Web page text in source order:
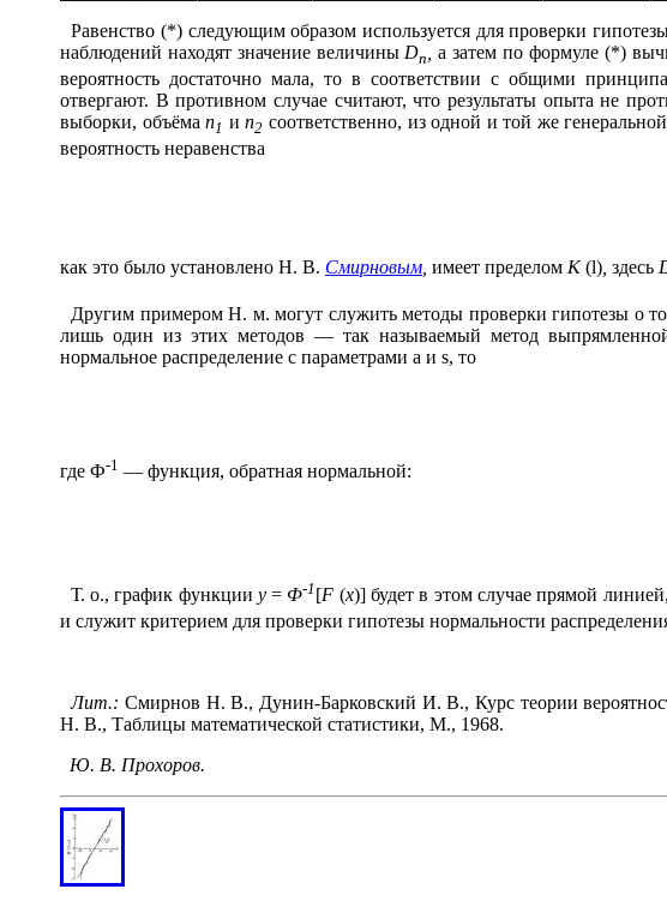
Равенство (*) следующим образом используется для проверки
наблюдений находят значение величины Dn а затем по формуле (*)
вероятность достаточно мала, то в соответствии с общими
отвергают. В противном случае считают, что результаты опыта не
выборки, объёмаn1 иn2 соответственно, из одной и той же
вероятность неравенства
как это было установлено Н. В. Смирновым имеет пределом К(l) здесь
Другим примером Н. м. могут служить методы проверки гипотезы о
лишь один из этих методов — так называемый метод
нормальное распределение с параметрами a и s, то
где Ф-1 — функция, обратная нормальной:
Т. о., график функции у= Ф-1 [F (x)] будет в этом случае прямой
и служит критерием для проверки гипотезы нормальности
Лит.: Смирнов Н. В., Дунин-Барковский И. В., Курс теории
Н. В., Таблицы математической статистики, М., 1968.
Ю. В. Прохоров.